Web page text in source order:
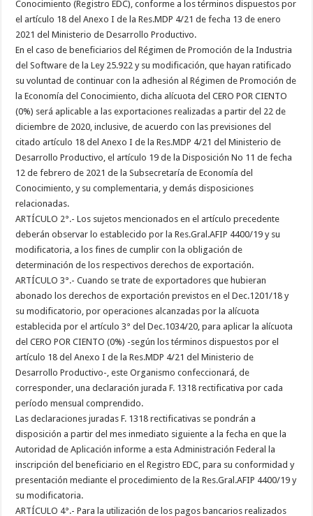
Conocimiento (Registro EDC), conforme a los términos dispuestos por
el artículo 18 del Anexo I de la Res.MDP 4/21 de fecha 13 de enero
2021 del Ministerio de Desarrollo Productivo.
En el caso de beneficiarios del Régimen de Promoción de la Industria
del Software de la Ley 25.922 y su modificación, que hayan ratificado
su voluntad de continuar con la adhesión al Régimen de Promoción de
la Economía del Conocimiento, dicha alícuota del CERO POR CIENTO
(0%) será aplicable a las exportaciones realizadas a partir del 22 de
diciembre de 2020, inclusive, de acuerdo con las previsiones del
citado artículo 18 del Anexo I de la Res.MDP 4/21 del Ministerio de
Desarrollo Productivo, el artículo 19 de la Disposición No 11 de fecha
12 de febrero de 2021 de la Subsecretaría de Economía del
Conocimiento, y su complementaria, y demás disposiciones
relacionadas.
ARTÍCULO 2°.- Los sujetos mencionados en el artículo precedente
deberán observar lo establecido por la Res.Gral.AFIP 4400/19 y su
modificatoria, a los fines de cumplir con la obligación de
determinación de los respectivos derechos de exportación.
ARTÍCULO 3°.- Cuando se trate de exportadores que hubieran
abonado los derechos de exportación previstos en el Dec.1201/18 y
su modificatorio, por operaciones alcanzadas por la alícuota
establecida por el artículo 3° del Dec.1034/20, para aplicar la alícuota
del CERO POR CIENTO (0%) -según los términos dispuestos por el
artículo 18 del Anexo I de la Res.MDP 4/21 del Ministerio de
Desarrollo Productivo-, este Organismo confeccionará, de
corresponder, una declaración jurada F. 1318 rectificativa por cada
período mensual comprendido.
Las declaraciones juradas F. 1318 rectificativas se pondrán a
disposición a partir del mes inmediato siguiente a la fecha en que la
Autoridad de Aplicación informe a esta Administración Federal la
inscripción del beneficiario en el Registro EDC, para su conformidad y
presentación mediante el procedimiento de la Res.Gral.AFIP 4400/19 y
su modificatoria.
ARTÍCULO 4°.- Para la utilización de los pagos bancarios realizados